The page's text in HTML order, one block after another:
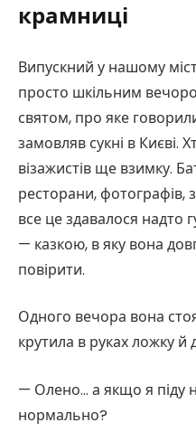
крамниці
Випускний у нашому
просто шкільним
святом, про яке
замовляв сукні в Києві.
візажистів ще взимку.
ресторани, фотографів,
все це здавалося надто
— казкою, в яку вона
повірити.
Одного вечора вона
крутила в руках ложку й
— Олено… а якщо я піду
нормально?